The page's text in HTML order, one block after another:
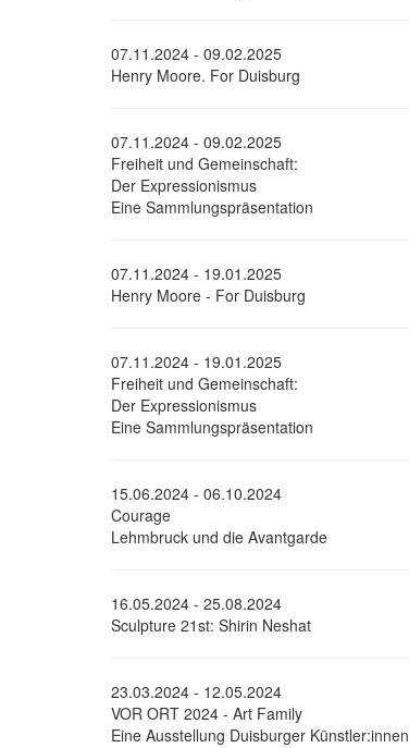
07.11.2024 - 09.02.2025
Henry Moore. For Duisburg
07.11.2024 - 09.02.2025
Freiheit und Gemeinschaft:
Der Expressionismus
Eine Sammlungspräsentation
07.11.2024 - 19.01.2025
Henry Moore - For Duisburg
07.11.2024 - 19.01.2025
Freiheit und Gemeinschaft:
Der Expressionismus
Eine Sammlungspräsentation
15.06.2024 - 06.10.2024
Courage
Lehmbruck und die Avantgarde
16.05.2024 - 25.08.2024
Sculpture 21st: Shirin Neshat
23.03.2024 - 12.05.2024
VOR ORT 2024 - Art Family
Eine Ausstellung Duisburger Künstler:innen